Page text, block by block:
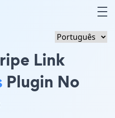
Link
Plugin No